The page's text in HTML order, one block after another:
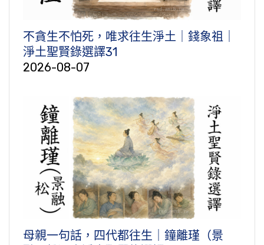
不貪生不怕死，唯求往生淨土｜錢象祖｜
淨土聖賢錄選譯31
2026-08-07
母親一句話，四代都往生｜鐘離瑾（景